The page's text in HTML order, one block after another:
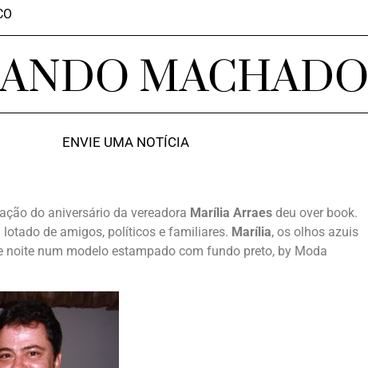
MACHADO
ENVIE UMA NOTÍCIA
do aniversário da vereadora Marília Arraes deu over book.
lotado de amigos, políticos e familiares. Marília, os olhos azuis
noite num modelo estampado com fundo preto, by Moda